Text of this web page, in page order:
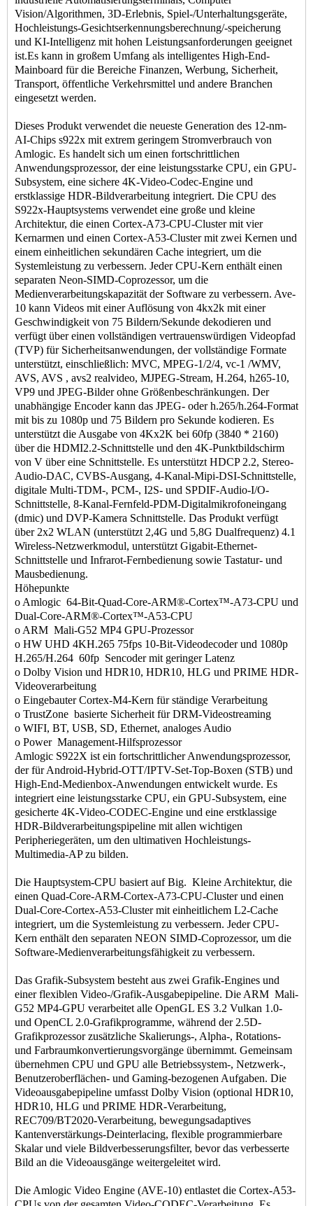
Vision/Algorithmen, 3D-Erlebnis, Spiel-/Unterhaltungsgeräte,
Hochleistungs-Gesichtserkennungsberechnung/-speicherung
und KI-Intelligenz mit hohen Leistungsanforderungen geeignet
ist.Es kann in großem Umfang als intelligentes High-End-
Mainboard für die Bereiche Finanzen, Werbung, Sicherheit,
Transport, öffentliche Verkehrsmittel und andere Branchen
eingesetzt werden.
Dieses Produkt verwendet die neueste Generation des 12-nm-
AI-Chips s922x mit extrem geringem Stromverbrauch von
Amlogic. Es handelt sich um einen fortschrittlichen
Anwendungsprozessor, der eine leistungsstarke CPU, ein GPU-
Subsystem, eine sichere 4K-Video-Codec-Engine und
erstklassige HDR-Bildverarbeitung integriert. Die CPU des
S922x-Hauptsystems verwendet eine große und kleine
Architektur, die einen Cortex-A73-CPU-Cluster mit vier
Kernarmen und einen Cortex-A53-Cluster mit zwei Kernen und
einem einheitlichen sekundären Cache integriert, um die
Systemleistung zu verbessern. Jeder CPU-Kern enthält einen
separaten Neon-SIMD-Coprozessor, um die
Medienverarbeitungskapazität der Software zu verbessern. Ave-
10 kann Videos mit einer Auflösung von 4kx2k mit einer
Geschwindigkeit von 75 Bildern/Sekunde dekodieren und
verfügt über einen vollständigen vertrauenswürdigen Videopfad
(TVP) für Sicherheitsanwendungen, der vollständige Formate
unterstützt, einschließlich: MVC, MPEG-1/2/4, vc-1 /WMV,
AVS, AVS , avs2 realvideo, MJPEG-Stream, H.264, h265-10,
VP9 und JPEG-Bilder ohne Größenbeschränkungen. Der
unabhängige Encoder kann das JPEG- oder h.265/h.264-Format
mit bis zu 1080p und 75 Bildern pro Sekunde kodieren. Es
unterstützt die Ausgabe von 4Kx2K bei 60fp (3840 * 2160)
über die HDMI2.2-Schnittstelle und den 4K-Punktbildschirm
von V über eine Schnittstelle. Es unterstützt HDCP 2.2, Stereo-
Audio-DAC, CVBS-Ausgang, 4-Kanal-Mipi-DSI-Schnittstelle,
digitale Multi-TDM-, PCM-, I2S- und SPDIF-Audio-I/O-
Schnittstelle, 8-Kanal-Fernfeld-PDM-Digitalmikrofoneingang
(dmic) und DVP-Kamera Schnittstelle. Das Produkt verfügt
über 2x2 WLAN (unterstützt 2,4G und 5,8G Dualfrequenz) 4.1
Wireless-Netzwerkmodul, unterstützt Gigabit-Ethernet-
Schnittstelle und Infrarot-Fernbedienung sowie Tastatur- und
Mausbedienung.
Höhepunkte
o Amlogic 64-Bit-Quad-Core-ARM®-Cortex™-A73-CPU und
Dual-Core-ARM®-Cortex™-A53-CPU
o ARM Mali-G52 MP4 GPU-Prozessor
o HW UHD 4KH.265 75fps 10-Bit-Videodecoder und 1080p
H.265/H.264 60fp Sencoder mit geringer Latenz
o Dolby Vision und HDR10, HDR10, HLG und PRIME HDR-
Videoverarbeitung
o Eingebauter Cortex-M4-Kern für ständige Verarbeitung
o TrustZone basierte Sicherheit für DRM-Videostreaming
o WIFI, BT, USB, SD, Ethernet, analoges Audio
o Power Management-Hilfsprozessor
Amlogic S922X ist ein fortschrittlicher Anwendungsprozessor,
der für Android-Hybrid-OTT/IPTV-Set-Top-Boxen (STB) und
High-End-Medienbox-Anwendungen entwickelt wurde. Es
integriert eine leistungsstarke CPU, ein GPU-Subsystem, eine
gesicherte 4K-Video-CODEC-Engine und eine erstklassige
HDR-Bildverarbeitungspipeline mit allen wichtigen
Peripheriegeräten, um den ultimativen Hochleistungs-
Multimedia-AP zu bilden.
Die Hauptsystem-CPU basiert auf Big. Kleine Architektur, die
einen Quad-Core-ARM-Cortex-A73-CPU-Cluster und einen
Dual-Core-Cortex-A53-Cluster mit einheitlichem L2-Cache
integriert, um die Systemleistung zu verbessern. Jeder CPU-
Kern enthält den separaten NEON SIMD-Coprozessor, um die
Software-Medienverarbeitungsfähigkeit zu verbessern.
Das Grafik-Subsystem besteht aus zwei Grafik-Engines und
einer flexiblen Video-/Grafik-Ausgabepipeline. Die ARM Mali-
G52 MP4-GPU verarbeitet alle OpenGL ES 3.2 Vulkan 1.0-
und OpenCL 2.0-Grafikprogramme, während der 2.5D-
Grafikprozessor zusätzliche Skalierungs-, Alpha-, Rotations-
und Farbraumkonvertierungsvorgänge übernimmt. Gemeinsam
übernehmen CPU und GPU alle Betriebssystem-, Netzwerk-,
Benutzeroberflächen- und Gaming-bezogenen Aufgaben. Die
Videoausgabepipeline umfasst Dolby Vision (optional HDR10,
HDR10, HLG und PRIME HDR-Verarbeitung,
REC709/BT2020-Verarbeitung, bewegungsadaptives
Kantenverstärkungs-Deinterlacing, flexible programmierbare
Skalar und viele Bildverbesserungsfilter, bevor das verbesserte
Bild an die Videoausgänge weitergeleitet wird.
Die Amlogic Video Engine (AVE-10) entlastet die Cortex-A53-